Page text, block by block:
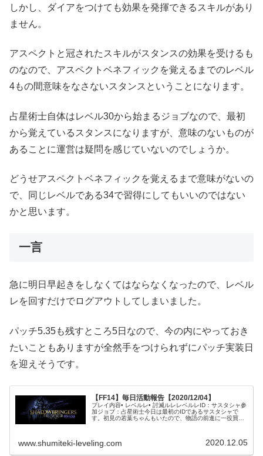
しかし、ダイアをつけても効果を発揮できるスキルがあり
ません。
アスペクトと冠されたスキルがスタンスの効果を受けるも
のなので、アスペクトベネフィックを覚えるまでのレベル
4もの間意味をなさないスタンスということになります。
占星術士自体はレベル30から始まるジョブなので、最初
から覚えているスタンスになりますが、意味のないものが
あることに運営は疑問を感じていないのでしょうか。
どうせアスペクトベネフィックを覚えるまで意味がないの
で、同じレベルである34で習得にしてもいいのではない
かと思います。
一言
急に明日早起きをしなくてはならなくなったので、レベル
レを回すだけでログアウトしてしまいました。
パッチ5.35も残すところ5日なので、今の内にやっておき
たいこともありますが全然手をつけられずにパッチ実装日
を迎えそうです。
【FF14】毎日活動報告【2020/12/04】
プレイ内容• レベルレ• 討滅ルレレベルレID：サスタシャ参
加ジョブ：占星術士今日は最初のIDであるサスタシャで
す。初見の若葉ちゃんもいたので、物語の前進に一役買う
www.shumiteki-leveling.com 2020.12.05